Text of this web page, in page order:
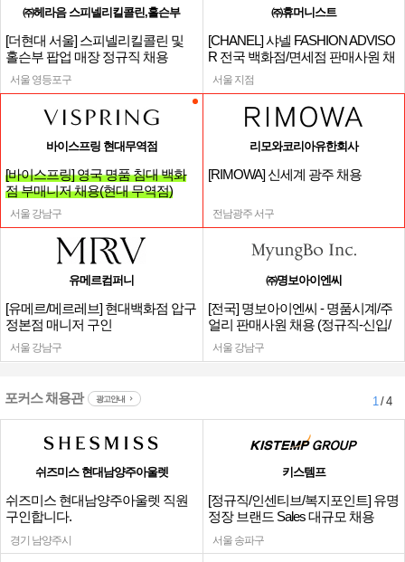
㈜헤라음 스피넬리킬콜린,홀슨부
[더현대 서울] 스피넬리킬콜린 및
홀슨부 팝업 매장 정규직 채용
서울 영등포구
㈜휴머니스트
[CHANEL] 샤넬 FASHION ADVISO
R 전국 백화점/면세점 판매사원 채
용
서울 지점
바이스프링 현대무역점
[바이스프링] 영국 명품 침대 백화
점 부매니저 채용(현대 무역점)
서울 강남구
리모와코리아유한회사
[RIMOWA] 신세계 광주 채용
전남광주 서구
유메르컴퍼니
[유메르/메르레브] 현대백화점 압구
정본점 매니저 구인
서울 강남구
㈜명보아이엔씨
[전국] 명보아이엔씨 - 명품시계/주
얼리 판매사원 채용 (정규직-신입/
경력)
서울 강남구
포커스 채용관 광고안내 1/ 4
쉬즈미스 현대남양주아울렛
쉬즈미스 현대남양주아울렛 직원
구인합니다.
경기 남양주시
키스템프
[정규직/인센티브/복지포인트] 유명
정장 브랜드 Sales 대규모 채용
서울 송파구